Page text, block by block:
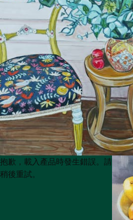
Product
List
Product
List
抱歉，載入產品時發生錯誤。請
稍後重試。